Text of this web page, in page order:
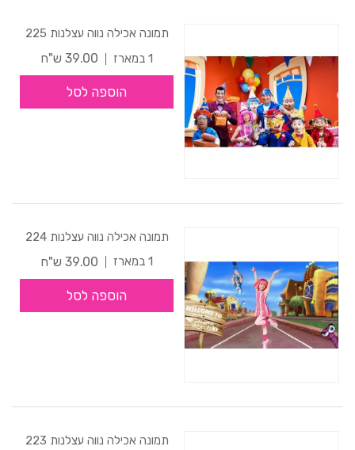
תמונה אכילה נווה עצלנות 225
1 במארז
39.00 ש"ח
הוספה לסל
תמונה אכילה נווה עצלנות 224
1 במארז
39.00 ש"ח
הוספה לסל
תמונה אכילה נווה עצלנות 223